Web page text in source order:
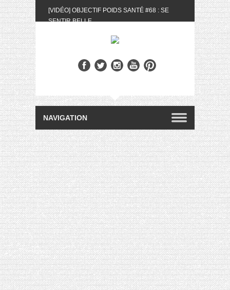
[VIDÉO] OBJECTIF POIDS SANTÉ #68 : SE
SENTIR BELLE
BIOTYFULL BOX DU MOIS DE MAI 2024 FEAT.
[VIDÉO] QUITOQUE #10 : MEAL PREP &
CONVIVIALITÉ
[VIDÉO] UNBOXING : LES MY LITTLE &
BIOTYFULL BOX DU MOIS D’AVRIL 2024
FEAT. AKILA
[VIDÉO] OBJECTIF POIDS SANTÉ #67 : L’AVIS
DES AUTRES, CE N’EST QUE LA VIE DES
AUTRES
[VIDÉO] UNBOXING : LES MY LITTLE &
BIOTYFULL BOX DES MOIS DE FÉVRIER ET
MARS 2024 FEAT. AKILA
[VIDÉO] LA SÉLECTION DU MOIS
#JANVIER2024
[VIDÉO] HELLOFRESH #34 : IDÉES
RECETTES RISOTTO